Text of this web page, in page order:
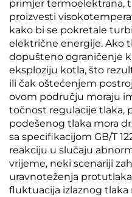
primjer termoelektrana,
proizvesti
kako bi se pokretale
električne energije. Ako
dopušteno ograničenje
eksploziju kotla, što
ili čak oštećenjem
ovom području moraju
točnost regulacije tlaka,
podešenog tlaka mora
sa specifikacijom GB/T
reakciju u slučaju
vrijeme, neki scenariji
uravnoteženja
fluktuacija izlaznog tlaka